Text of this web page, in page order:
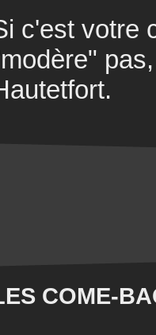
c'est votre
COME-